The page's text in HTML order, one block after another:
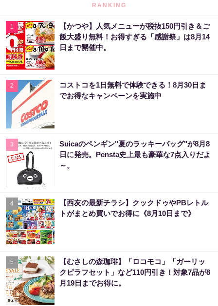
RANKING
1
【かつや】人気メニューが税抜150円引き＆ご
飯大盛り無料！お得すぎる「感謝祭」は8月14
日まで開催中。
2
コストコを1日無料で体験できる！8月30日ま
でお得なキャンペーンを実施中
3
Suicaのペンギン"夏のラッキーバッグ"が8月8
日に発売。Pensta史上最も豪華な7点入りだよ
～。
4
【西友の最新チラシ】クックドゥやPBレトル
トがまとめ買いでお得に《8月10日まで》
5
【むさしの森珈琲】「ロコモコ」「ガーリッ
クピラフセット」など110円引き！対象7品が8
月19日までお得に。